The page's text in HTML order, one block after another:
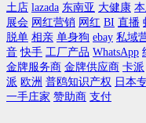
土店 lazada 东南亚 大健康
展会 网红营销 网红 BI 直播
脱单 相亲 单身狗 ebay 私域
音 快手 工厂产品 WhatsApp
金牌服务商 金牌供应商 卡派
派 欧洲 普鸥知识产权 日本
一手庄家 赞助商 支付